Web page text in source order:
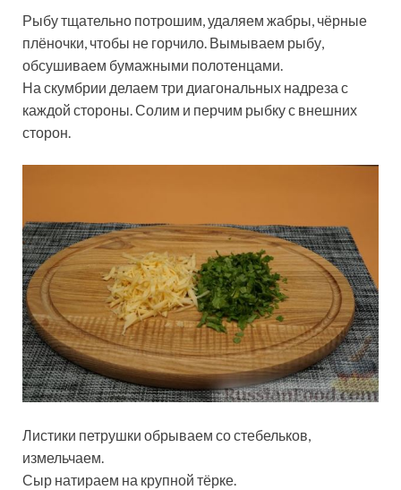
Рыбу тщательно потрошим, удаляем жабры, чёрные
плёночки, чтобы не горчило. Вымываем рыбу,
обсушиваем бумажными полотенцами.
На скумбрии делаем три диагональных надреза с
каждой стороны. Солим и перчим рыбку с внешних
сторон.
Листики петрушки обрываем со стебельков,
измельчаем.
Сыр натираем на крупной тёрке.